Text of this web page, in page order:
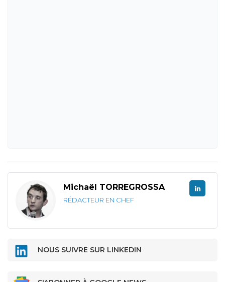
Michaël TORREGROSSA
RÉDACTEUR EN CHEF
NOUS SUIVRE SUR LINKEDIN